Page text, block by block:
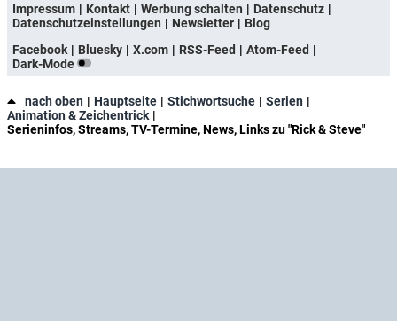
Impressum
Kontakt Werbung schalten
Datenschutz
Datenschutzeinstellungen
Newsletter
Blog
Facebook
Bluesky X.com RSS-Feed
Atom-Feed
Dark-Mode
nach oben Hauptseite Stichwortsuche
Serien
Animation & Zeichentrick
Serieninfos, Streams, TV-Termine, News, Links zu "Rick & Steve"